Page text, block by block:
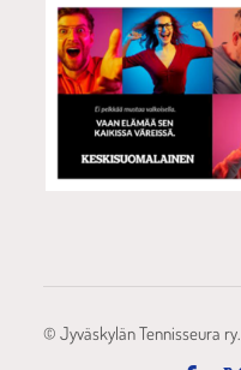
© Jyväskylän Tennisseura ry.